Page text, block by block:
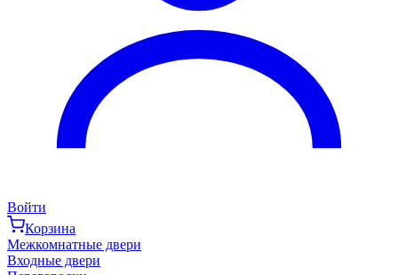
Войти
Корзина
Межкомнатные двери
Входные двери